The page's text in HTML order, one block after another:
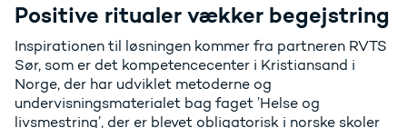
Positive ritualer vækker begejstring
Inspirationen til løsningen kommer fra partneren RVTS
Sør, som er det kompetencecenter i Kristiansand i
Norge, der har udviklet metoderne og
undervisningsmaterialet bag faget ’Helse og
livsmestring’, der er blevet obligatorisk i norske skoler